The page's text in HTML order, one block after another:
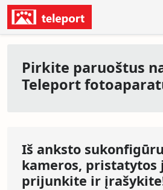
Pirkite paruoštus
Teleport
Iš anksto
kameros, pristatytos
prijunkite ir